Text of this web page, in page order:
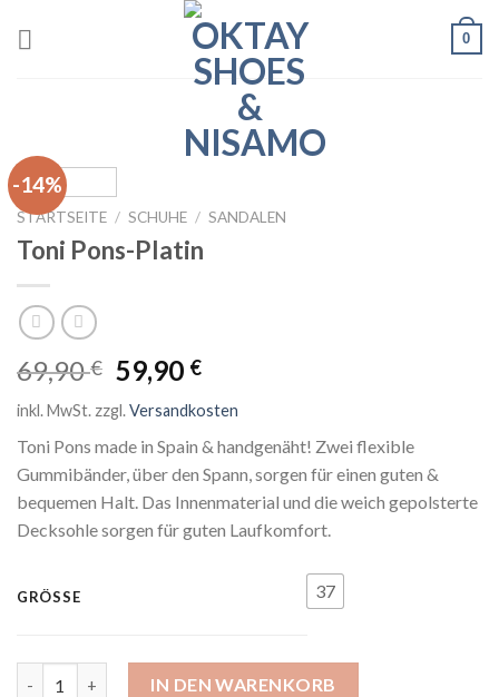
0
-14%
STARTSEITE / SCHUHE / SANDALEN
Toni Pons-Platin
69,90€ Ursprünglicher
Preis
war:
69,90 €
59,90 €Aktueller
Preis
ist:
59,90 €.
inkl. MwSt.zzgl.Versandkosten
Toni Pons made in Spain & handgenäht! Zwei flexible
Gummibänder, über den Spann, sorgen für einen guten &
bequemen Halt. Das Innenmaterial und die weich gepolsterte
Decksohle sorgen für guten Laufkomfort.
GRÖSSE 37
IN DEN WARENKORB